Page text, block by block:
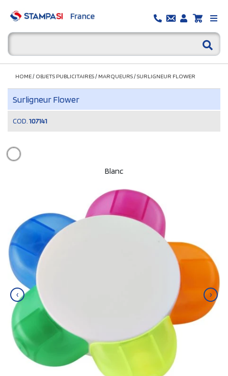
HOME/ OBJETS PUBLICITAIRES/ MARQUEURS/SURLIGNEUR FLOWER
Surligneur Flower
COD. 107141
Blanc
‹ ›